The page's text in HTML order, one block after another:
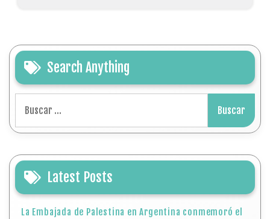
Search Anything
Latest Posts
La Embajada de Palestina en Argentina conmemoró el